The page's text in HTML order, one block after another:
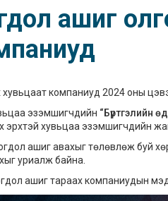
ашиг
компаниуд 2024 оны
эзэмшигчдийн “Бүртгэлийн
эрхтэй хувьцаа эзэмшигчдийн
ашиг авахыг төлөвлөж буй
уриалж байна.
ашиг тараах компаниудын